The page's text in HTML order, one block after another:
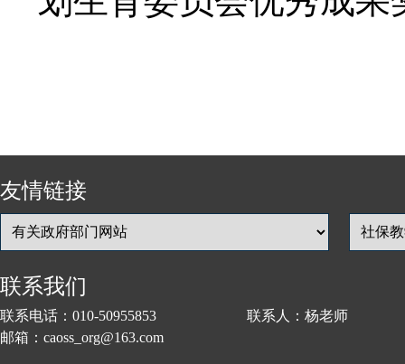
友情链接
联系我们
联系电话：010-50955853 联系人：杨老师
邮箱：caoss_org@163.com